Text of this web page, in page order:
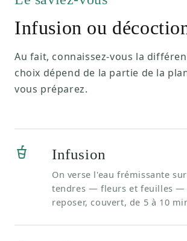
Infusion ou
Au fait, connaissez-vous la
choix dépend de la partie de la
vous préparez.
Infusion
On verse l'eau frémissante
tendres — fleurs et feuilles —
reposer, couvert, de 5 à 10